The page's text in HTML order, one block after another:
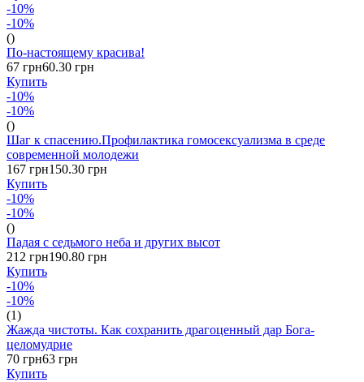
-10%
-10%
()
По-настоящему красива!
67 грн60.30 грн
Купить
-10%
-10%
()
Шаг к спасению.Профилактика гомосексуализма в среде
современной молодежи
167 грн150.30 грн
Купить
-10%
-10%
()
Падая с седьмого неба и других высот
212 грн190.80 грн
Купить
-10%
-10%
(1)
Жажда чистоты. Как сохранить драгоценный дар Бога-
целомудрие
70 грн63 грн
Купить